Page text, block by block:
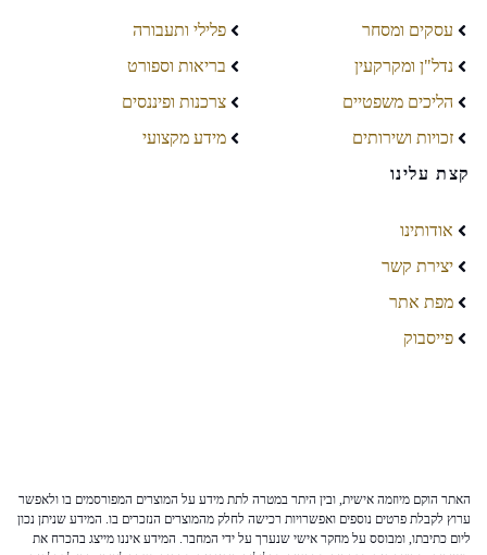
עסקים ומסחר
נדל"ן ומקרקעין
הליכים משפטיים
זכויות ושירותים
פלילי ותעבורה
בריאות וספורט
צרכנות ופיננסים
מידע מקצועי
קצת עלינו
אודותינו
יצירת קשר
מפת אתר
פייסבוק
האתר הוקם מיוזמה אישית, ובין היתר במטרה לתת מידע על המוצרים המפורסמים בו ולאפשר
ערוץ לקבלת פרטים נוספים ואפשרויות רכישה לחלק מהמוצרים הנזכרים בו. המידע שניתן נכון
ליום כתיבתו, ומבוסס על מחקר אישי שנערך על ידי המחבר. המידע איננו מייצג בהכרח את